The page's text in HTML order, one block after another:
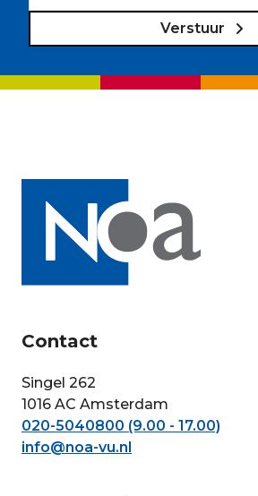
Verstuur
Contact
Singel 262
1016 AC Amsterdam
020-5040800 (9.00 - 17.00)
info@noa-vu.nl